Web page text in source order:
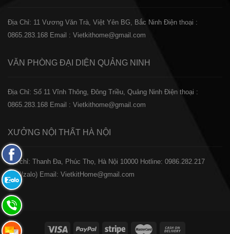
Địa Chỉ: 11 Vương Văn Trà, Việt Yên BG, Bắc Ninh Điện thoại :
0865.283.168 Email : Vietkithome@gmail.com
VĂN PHÒNG ĐẠI DIỆN QUẢNG NINH
Địa Chỉ: Số 11 Vĩnh Thông, Đông Triều, Quảng Ninh Điện thoại :
0865.283.168 Email : Vietkithome@gmail.com
XƯỞNG NỘI THẤT HÀ NỘI
️Địa chỉ: Thanh Đa, Phúc Thọ, Hà Nội 10000 Hotline: 0986.282.217
(Call/zalo) Email: VietkitHome@gmail.com
Fanpage
Facebook
Zalo:
0865.283.168
Hotline:
0865.283.168
Hotline: